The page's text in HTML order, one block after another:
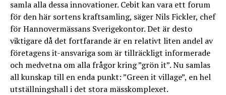
samla alla dessa innovationer. Cebit kan vara ett forum
för den här sortens kraftsamling, säger Nils Fickler, chef
för Hannovermässans Sverigekontor. Det är desto
viktigare då det fortfarande är en relativt liten andel av
företagens it-ansvariga som är tillräckligt informerade
och medvetna om alla frågor kring ”grön it”. Nu samlas
all kunskap till en enda punkt: ”Green it village”, en hel
utställningshall i det stora mässkomplexet.